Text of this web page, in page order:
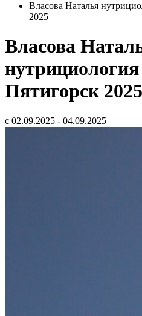
Власова Наталья
2025
Власова
Пятигорск 2025
с 02.09.2025 - 04.09.2025